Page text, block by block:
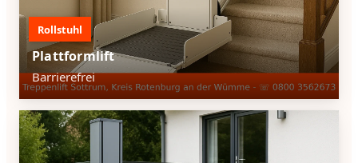
Rollstuhl
Plattformlift
Barrierefrei